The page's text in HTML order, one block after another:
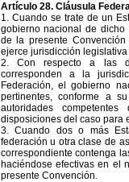
Artículo 28. Cláusula
1. Cuando se trate de un
gobierno nacional de dicho
de la presente
ejerce jurisdicción
2. Con respecto a las
corresponden a la
Federación, el gobierno
pertinentes, conforme a
autoridades
disposiciones del caso para
3. Cuando dos o más
federación u otra clase de
correspondiente contenga
haciéndose efectivas en el
presente Convención.